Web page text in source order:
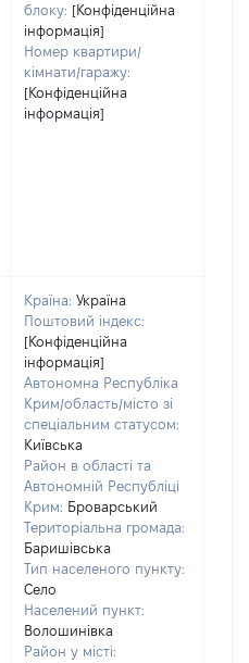
блоку: [Конфіденційна
інформація]
Номер квартири/
кімнати/гаражу:
[Конфіденційна
інформація]
Країна: Україна
Поштовий індекс:
[Конфіденційна
інформація]
Автономна Республіка
Крим/область/місто зі
спеціальним статусом:
Київська
Район в області та
Автономній Республіці
Крим: Броварський
Територіальна громада:
Баришівська
Тип населеного пункту:
Село
Населений пункт:
Волошинівка
Район у місті: